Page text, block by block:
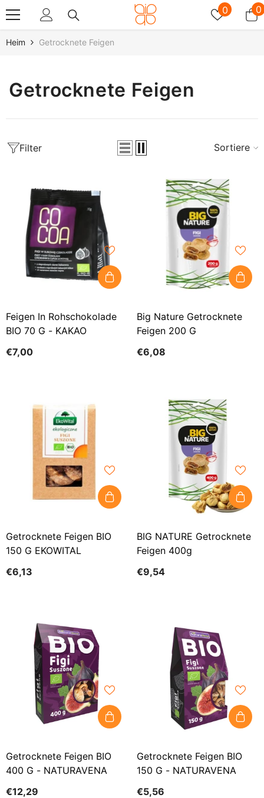
0 00
Heim Getrocknete Feigen
Getrocknete Feigen
Filter Sortieren
Feigen In Rohschokolade
BIO 70 G - KAKAO
€7,00
Big Nature Getrocknete
Feigen 200 G
€6,08
Getrocknete Feigen BIO
150 G EKOWITAL
€6,13
BIG NATURE Getrocknete
Feigen 400g
€9,54
Getrocknete Feigen BIO
400 G - NATURAVENA
€12,29
Getrocknete Feigen BIO
150 G - NATURAVENA
€5,56